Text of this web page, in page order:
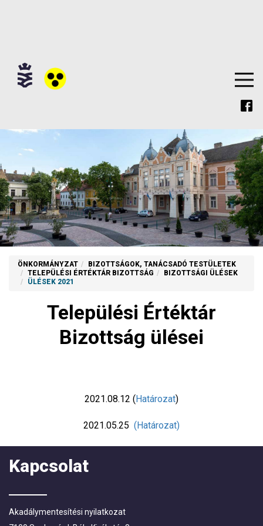
ÖNKORMÁNYZAT
BIZOTTSÁGOK, TANÁCSADÓ TESTÜLETEK
TELEPÜLÉSI ÉRTÉKTÁR BIZOTTSÁG
BIZOTTSÁGI ÜLÉSEK
ÜLÉSEK 2021
Települési Értéktár
Bizottság ülései
2021.08.12 (Határozat)
2021.05.25 (Határozat)
Kapcsolat
Akadálymentesítési nyilatkozat